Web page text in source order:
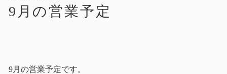
9月の営業予定
9月の営業予定です。